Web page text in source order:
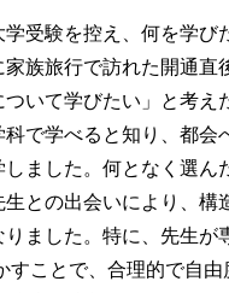
学受験を控え、何を学び
家族旅行で訪れた開通直
ついて学びたい」と考え
科で学べると知り、都会
しました。何となく選ん
生との出会いにより、構
りました。特に、先生が
すことで、合理的で自